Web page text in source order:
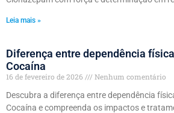
Leia mais »
Diferença entre dependência
Cocaína
16 de fevereiro de 2026
Nenhum comentário
Descubra a diferença entre dependência
Cocaína e compreenda os impactos e